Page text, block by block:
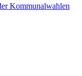
Kommunalwahlen